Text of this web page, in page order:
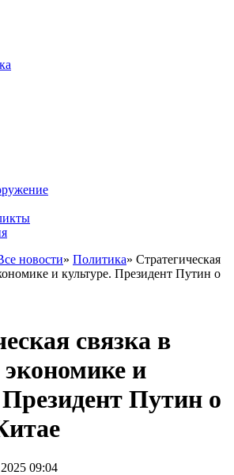
новости» Политика» Стратегическая
и культуре. Президент Путин о
связка в
и
Путин о
09:04